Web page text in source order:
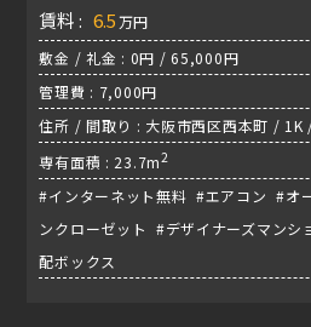
賃料 : 6.5 万円
敷金 / 礼金 : 0円 / 65,000円
管理費 : 7,000円
住所 / 間取り : 大阪市西区西本町 / 1K
専有面積 : 23.7m2
#インターネット無料 #エアコン #オ
ンクローゼット #デザイナーズマン
配ボックス